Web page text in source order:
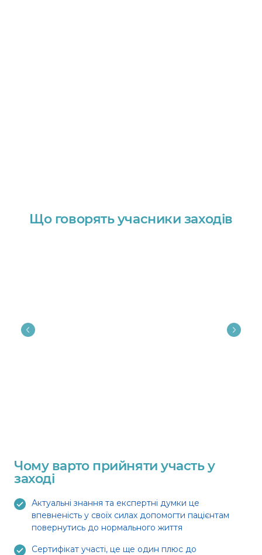
Що говорять учасники заходів
Чому варто прийняти участь у
заході
Актуальні знання та експертні думки це
впевненість у своїх силах допомогти пацієнтам
повернутись до нормального життя
Сертифікат участі, це ще один плюс до